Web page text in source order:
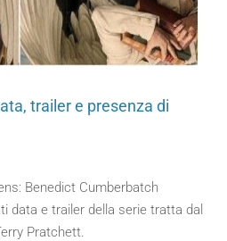
trailer e presenza di
Benedict Cumberbatch
data e trailer della serie tratta dal
Pratchett.